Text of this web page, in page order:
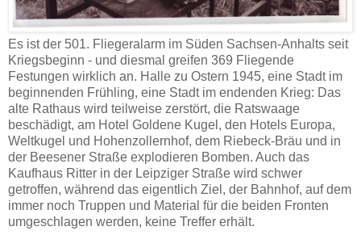
Es ist der 501. Fliegeralarm im Süden Sachsen-Anhalts seit
Kriegsbeginn - und diesmal greifen 369 Fliegende
Festungen wirklich an. Halle zu Ostern 1945, eine Stadt im
beginnenden Frühling, eine Stadt im endenden Krieg: Das
alte Rathaus wird teilweise zerstört, die Ratswaage
beschädigt, am Hotel Goldene Kugel, den Hotels Europa,
Weltkugel und Hohenzollernhof, dem Riebeck-Bräu und in
der Beesener Straße explodieren Bomben. Auch das
Kaufhaus Ritter in der Leipziger Straße wird schwer
getroffen, während das eigentlich Ziel, der Bahnhof, auf dem
immer noch Truppen und Material für die beiden Fronten
umgeschlagen werden, keine Treffer erhält.